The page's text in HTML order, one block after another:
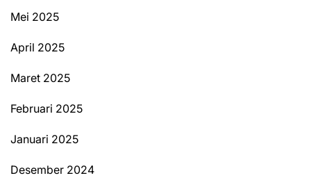
Mei 2025
April 2025
Maret 2025
Februari 2025
Januari 2025
Desember 2024